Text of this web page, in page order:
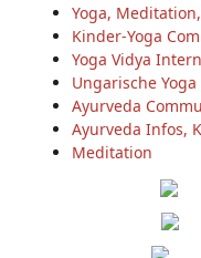
Yoga,
Kinder-Yoga
Yoga Vidya
Ungarische
Ayurveda
Ayurveda Infos,
Meditation